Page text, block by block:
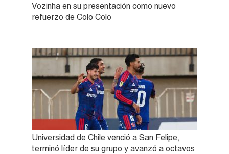
Vozinha en su presentación como nuevo
refuerzo de Colo Colo
Universidad de Chile venció a San Felipe,
terminó líder de su grupo y avanzó a octavos